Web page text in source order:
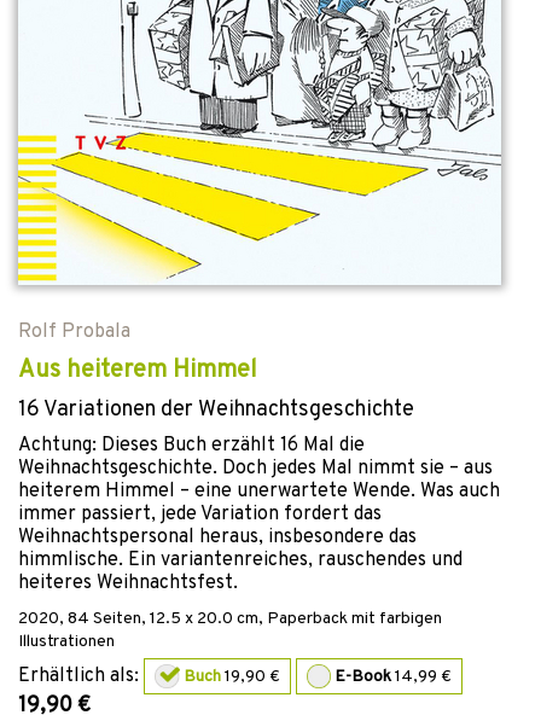
Rolf Probala
Aus heiterem Himmel
16 Variationen der Weihnachtsgeschichte
Achtung: Dieses Buch erzählt 16 Mal die
Weihnachtsgeschichte. Doch jedes Mal nimmt sie – aus
heiterem Himmel – eine unerwartete Wende. Was auch
immer passiert, jede Variation fordert das
Weihnachtspersonal heraus, insbesondere das
himmlische. Ein variantenreiches, rauschendes und
heiteres Weihnachtsfest.
2020, 84 Seiten, 12.5 x 20.0 cm, Paperback mit farbigen
Illustrationen
Erhältlich als: Buch19,90 € E-Book14,99 €
19,90 €